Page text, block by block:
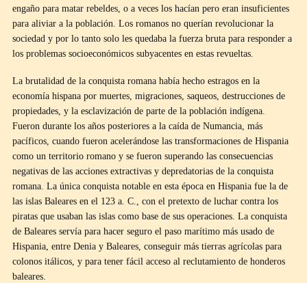
engaño para matar rebeldes, o a veces los hacían pero eran insuficientes
para aliviar a la población. Los romanos no querían revolucionar la
sociedad y por lo tanto solo les quedaba la fuerza bruta para responder a
los problemas socioeconómicos subyacentes en estas revueltas.
La brutalidad de la conquista romana había hecho estragos en la
economía hispana por muertes, migraciones, saqueos, destrucciones de
propiedades, y la esclavización de parte de la población indígena.
Fueron durante los años posteriores a la caída de Numancia, más
pacíficos, cuando fueron acelerándose las transformaciones de Hispania
como un territorio romano y se fueron superando las consecuencias
negativas de las acciones extractivas y depredatorias de la conquista
romana. La única conquista notable en esta época en Hispania fue la de
las islas Baleares en el 123 a. C., con el pretexto de luchar contra los
piratas que usaban las islas como base de sus operaciones. La conquista
de Baleares servía para hacer seguro el paso marítimo más usado de
Hispania, entre Denia y Baleares, conseguir más tierras agrícolas para
colonos itálicos, y para tener fácil acceso al reclutamiento de honderos
baleares.